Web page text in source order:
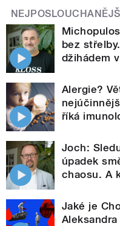
bez
džihádem
Alergie?
říká
Joch:
úpadek
chaosu. A
Jaké je